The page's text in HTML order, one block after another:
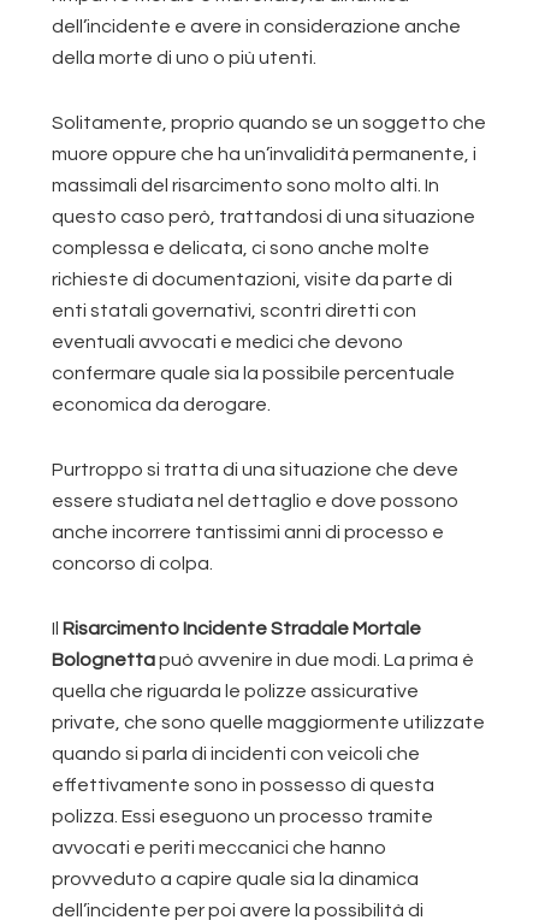
dell’incidente e avere in considerazione anche
della morte di uno o più utenti.
Solitamente, proprio quando se un soggetto che
muore oppure che ha un’invalidità permanente, i
massimali del risarcimento sono molto alti. In
questo caso però, trattandosi di una situazione
complessa e delicata, ci sono anche molte
richieste di documentazioni, visite da parte di
enti statali governativi, scontri diretti con
eventuali avvocati e medici che devono
confermare quale sia la possibile percentuale
economica da derogare.
Purtroppo si tratta di una situazione che deve
essere studiata nel dettaglio e dove possono
anche incorrere tantissimi anni di processo e
concorso di colpa.
Il Risarcimento Incidente Stradale Mortale
Bolognettapuò avvenire in due modi. La prima è
quella che riguarda le polizze assicurative
private, che sono quelle maggiormente utilizzate
quando si parla di incidenti con veicoli che
effettivamente sono in possesso di questa
polizza. Essi eseguono un processo tramite
avvocati e periti meccanici che hanno
provveduto a capire quale sia la dinamica
dell’incidente per poi avere la possibilità di